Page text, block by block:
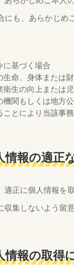
にも、あらかじめ
に基づく場合
生命、身体または
衛生の向上または
機関もしくは地方
ことにより当該事
情報の適正
適正に個人情報を
収集しないよう留意
情報の取得